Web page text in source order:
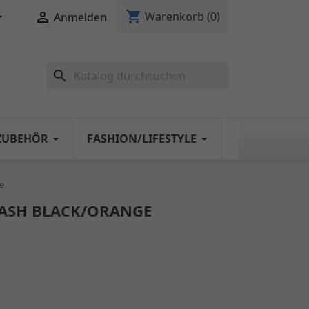
 Anmelden shopping_cart Warenkorb (0)
search
FASHION/LIFESTYLE
BLACK/ORANGE